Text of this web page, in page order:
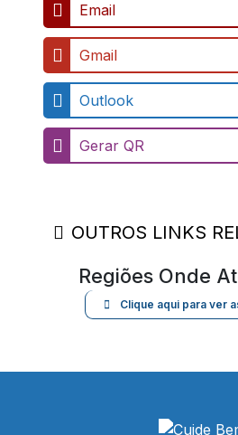
Compartilhe em suas
Facebook
Twitter
Whatsapp